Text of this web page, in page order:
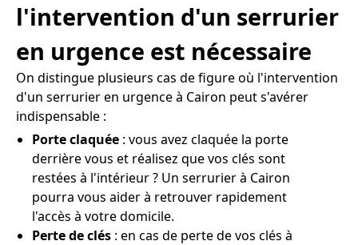
l'intervention d'un serrurier
en urgence est nécessaire
On distingue plusieurs cas de figure où l'intervention
d'un serrurier en urgence à Cairon peut s'avérer
indispensable :
Porte claquée : vous avez claquée la porte
derrière vous et réalisez que vos clés sont
restées à l'intérieur ? Un serrurier à Cairon
pourra vous aider à retrouver rapidement
l'accès à votre domicile.
Perte de clés : en cas de perte de vos clés à